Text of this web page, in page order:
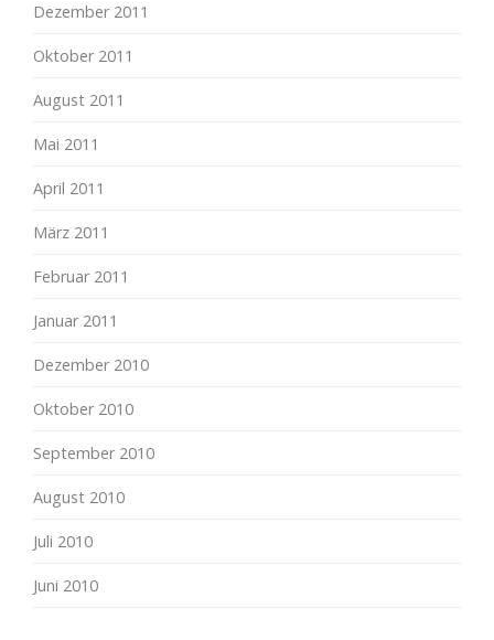
Dezember 2011
Oktober 2011
August 2011
Mai 2011
April 2011
März 2011
Februar 2011
Januar 2011
Dezember 2010
Oktober 2010
September 2010
August 2010
Juli 2010
Juni 2010